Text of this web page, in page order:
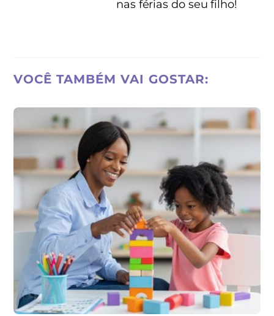
nas férias do seu filho!
VOCÊ TAMBÉM VAI GOSTAR: